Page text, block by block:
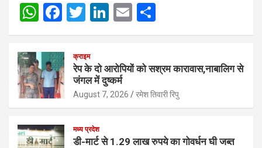
W
h
at
s
A
p
p
F
a
ce
b
o
o
k
T
wi
tt
er
Li
n
dI
n
E
m h
e
क्राइम
रेप के दो आरोपियों को सश्रम कारावास,नाबालिग से
जंगल में दुष्कर्म
August 7, 2026 रमेश तिवारी रिपु
मध्य प्रदेश
डी-मार्ट से 1.29 लाख रुपये का गोवर्धन घी जब्त